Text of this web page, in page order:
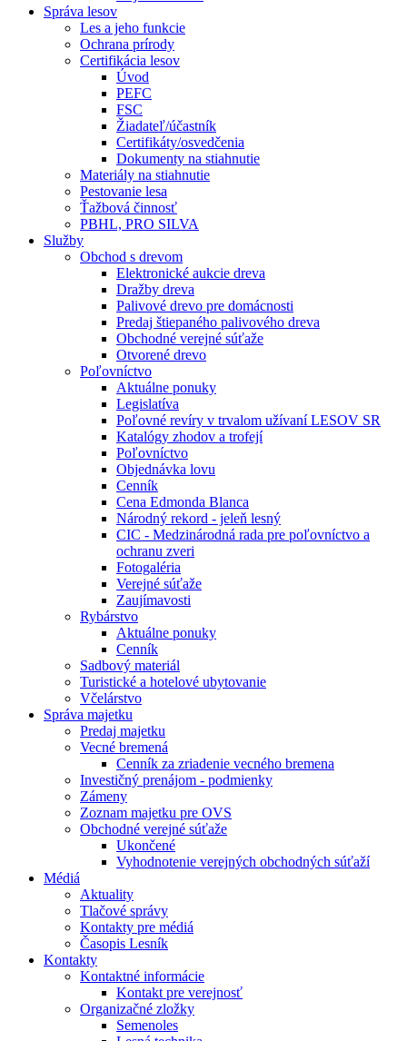
Správa lesov
Les a jeho funkcie
Ochrana prírody
Certifikácia lesov
Úvod
PEFC
FSC
Žiadateľ/účastník
Certifikáty/osvedčenia
Dokumenty na stiahnutie
Materiály na stiahnutie
Pestovanie lesa
Ťažbová činnosť
PBHL, PRO SILVA
Služby
Obchod s drevom
Elektronické aukcie dreva
Dražby dreva
Palivové drevo pre domácnosti
Predaj štiepaného palivového dreva
Obchodné verejné súťaže
Otvorené drevo
Poľovníctvo
Aktuálne ponuky
Legislatíva
Poľovné revíry v trvalom užívaní LESOV SR
Katalógy zhodov a trofejí
Poľovníctvo
Objednávka lovu
Cenník
Cena Edmonda Blanca
Národný rekord - jeleň lesný
CIC - Medzinárodná rada pre poľovníctvo a
ochranu zveri
Fotogaléria
Verejné súťaže
Zaujímavosti
Rybárstvo
Aktuálne ponuky
Cenník
Sadbový materiál
Turistické a hotelové ubytovanie
Včelárstvo
Správa majetku
Predaj majetku
Vecné bremená
Cenník za zriadenie vecného bremena
Investičný prenájom - podmienky
Zámeny
Zoznam majetku pre OVS
Obchodné verejné súťaže
Ukončené
Vyhodnotenie verejných obchodných súťaží
Médiá
Aktuality
Tlačové správy
Kontakty pre médiá
Časopis Lesník
Kontakty
Kontaktné informácie
Kontakt pre verejnosť
Organizačné zložky
Semenoles